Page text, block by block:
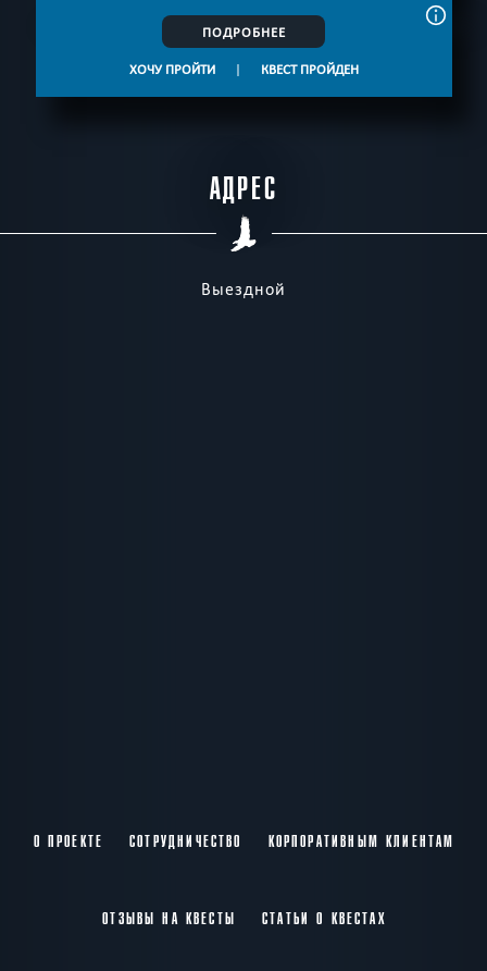
ПОДРОБНЕЕ
ХОЧУ ПРОЙТИ | КВЕСТ ПРОЙДЕН
АДРЕС
Выездной
О ПРОЕКТЕ СОТРУДНИЧЕСТВО КОРПОРАТИВНЫМ КЛИЕНТАМ
ОТЗЫВЫ НА КВЕСТЫ СТАТЬИ О КВЕСТАХ